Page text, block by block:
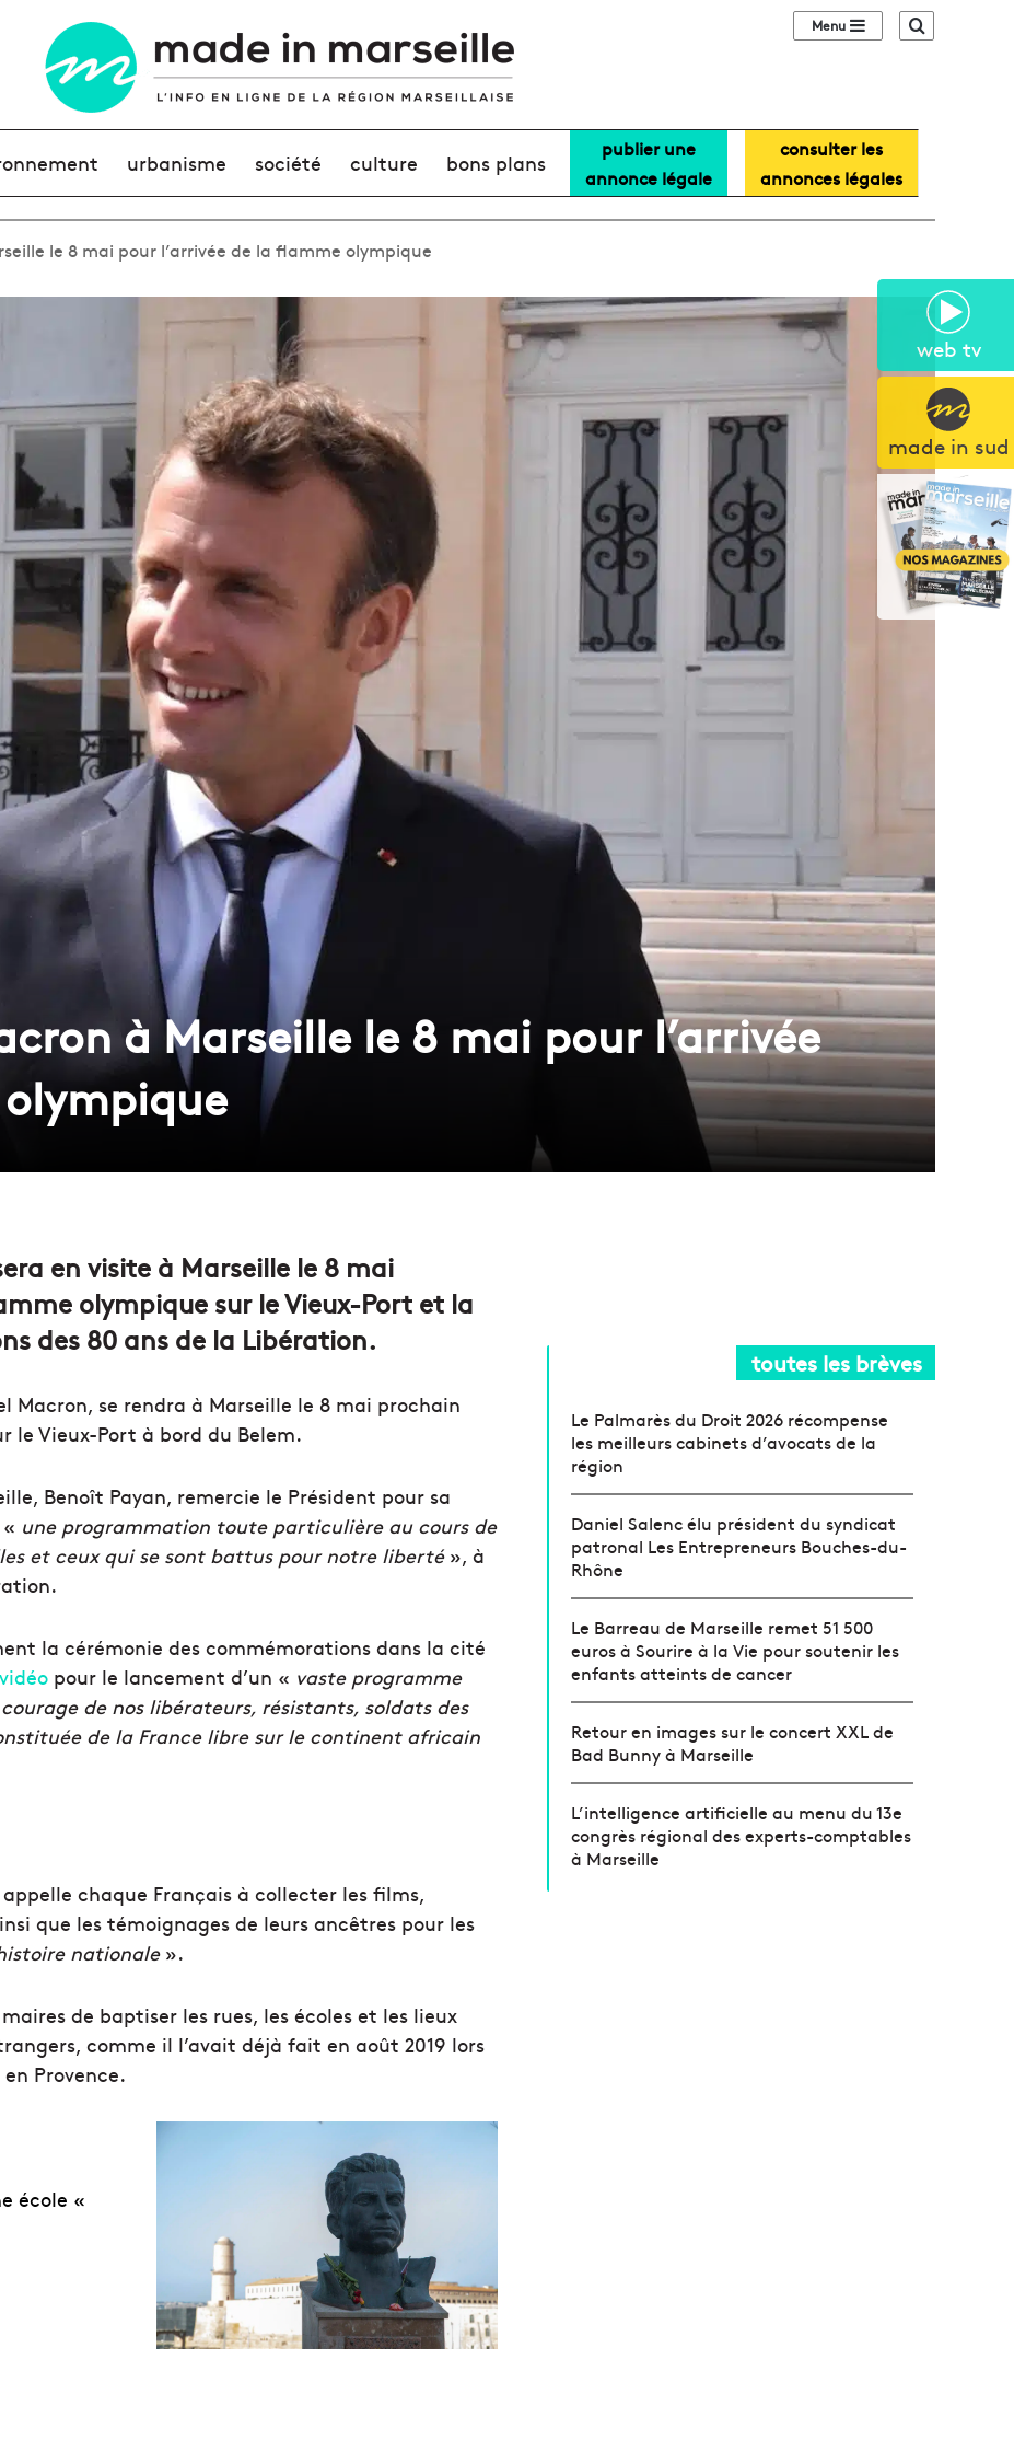
web tv
made in sud
Sidebar (barre
urbanisme société culture bons plans
publier une
annonce légale
consulter les
annonces légales
le 8 mai pour l’arrivée de la flamme olympique
à Marseille le 8 mai pour l’arrivée
en visite à Marseille le 8 mai
olympique sur le Vieux-Port et la
des 80 ans de la Libération.
Macron, se rendra à Marseille le 8 mai prochain
le Vieux-Port à bord du Belem.
Benoît Payan, remercie le Président pour sa
une programmation toute particulière au cours de
et ceux qui se sont battus pour notre liberté», à
la cérémonie des commémorations dans la cité
pour le lancement d’un « vaste programme
de nos libérateurs, résistants, soldats des
de la France libre sur le continent africain
chaque Français à collecter les films,
que les témoignages de leurs ancêtres pour les
nationale».
de baptiser les rues, les écoles et les lieux
comme il l’avait déjà fait en août 2019 lors
Provence.
école «
toutes les brèves
Le Palmarès du Droit 2026 récompense
les meilleurs cabinets d’avocats de la
région
Daniel Salenc élu président du syndicat
patronal Les Entrepreneurs Bouches-du-
Rhône
Le Barreau de Marseille remet 51 500
euros à Sourire à la Vie pour soutenir les
enfants atteints de cancer
Retour en images sur le concert XXL de
Bad Bunny à Marseille
L’intelligence artificielle au menu du 13e
congrès régional des experts-comptables
à Marseille